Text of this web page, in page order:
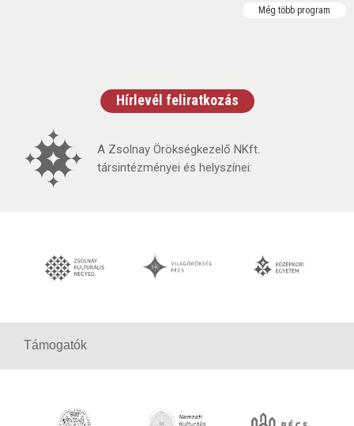
Még több program
Hírlevél feliratkozás
A Zsolnay Örökségkezelő NKft.
társintézményei és helyszínei:
Támogatók